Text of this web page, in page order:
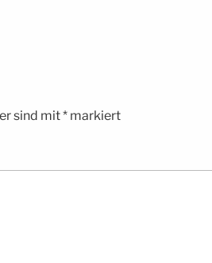
sind mit* markiert